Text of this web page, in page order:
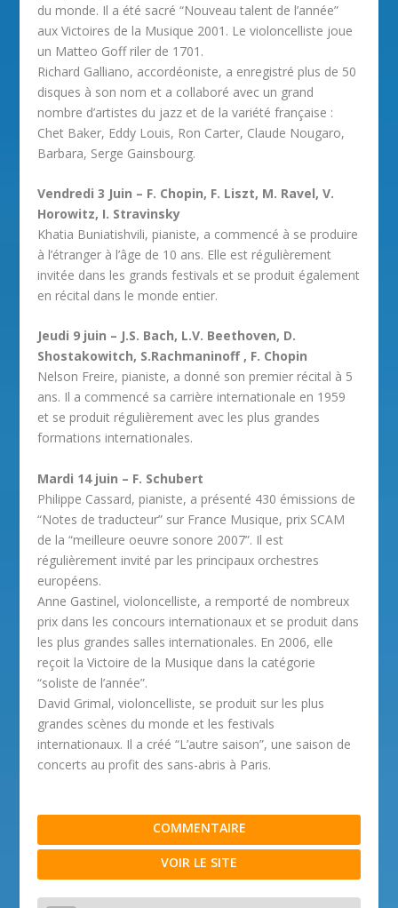
du monde. Il a été sacré “Nouveau talent de l’année”
aux Victoires de la Musique 2001. Le violoncelliste joue
un Matteo Goff riler de 1701.
Richard Galliano, accordéoniste, a enregistré plus de 50
disques à son nom et a collaboré avec un grand
nombre d’artistes du jazz et de la variété française :
Chet Baker, Eddy Louis, Ron Carter, Claude Nougaro,
Barbara, Serge Gainsbourg.
Vendredi 3 Juin – F. Chopin, F. Liszt, M. Ravel, V.
Horowitz, I. Stravinsky
Khatia Buniatishvili, pianiste, a commencé à se produire
à l’étranger à l’âge de 10 ans. Elle est régulièrement
invitée dans les grands festivals et se produit également
en récital dans le monde entier.
Jeudi 9 juin – J.S. Bach, L.V. Beethoven, D.
Shostakowitch, S.Rachmaninoff , F. Chopin
Nelson Freire, pianiste, a donné son premier récital à 5
ans. Il a commencé sa carrière internationale en 1959
et se produit régulièrement avec les plus grandes
formations internationales.
Mardi 14 juin – F. Schubert
Philippe Cassard, pianiste, a présenté 430 émissions de
“Notes de traducteur” sur France Musique, prix SCAM
de la “meilleure oeuvre sonore 2007”. Il est
régulièrement invité par les principaux orchestres
européens.
Anne Gastinel, violoncelliste, a remporté de nombreux
prix dans les concours internationaux et se produit dans
les plus grandes salles internationales. En 2006, elle
reçoit la Victoire de la Musique dans la catégorie
“soliste de l’année”.
David Grimal, violoncelliste, se produit sur les plus
grandes scènes du monde et les festivals
internationaux. Il a créé “L’autre saison”, une saison de
concerts au profit des sans-abris à Paris.
COMMENTAIRE
VOIR LE SITE